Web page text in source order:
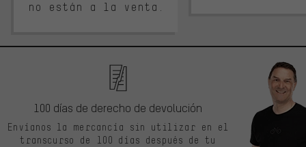
no están a la venta.
100 días de derecho de devolución
Envíanos la mercancía sin utilizar en el
transcurso de 100 días después de tu